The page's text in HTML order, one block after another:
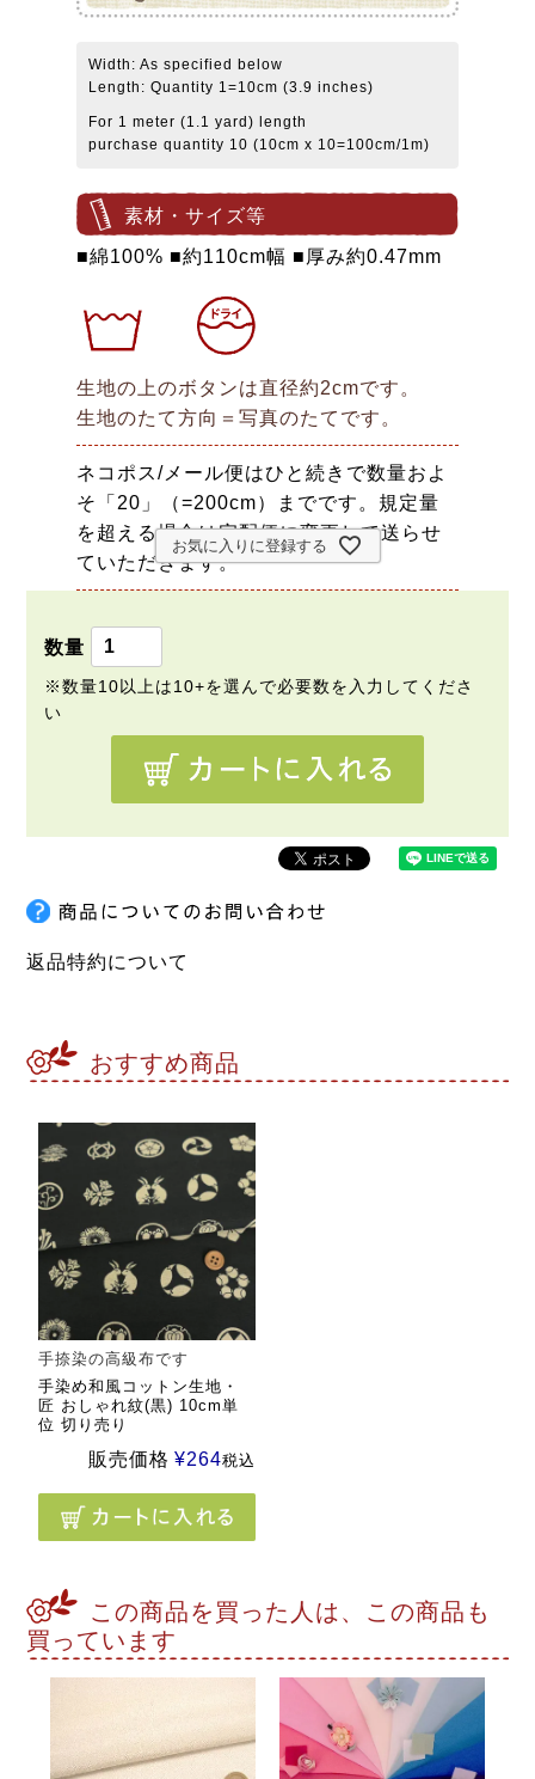
Width: As specified below
Length: Quantity 1=10cm (3.9 inches)
For 1 meter (1.1 yard) length
purchase quantity 10 (10cm x 10=100cm/1m)
素材・サイズ等
■綿100% ■約110cm幅 ■厚み約0.47mm
生地の上のボタンは直径約2cmです。
生地のたて方向＝写真のたてです。
ネコポス/メール便はひと続きで数量およ
そ「20」（=200cm）までです。規定量
を超える場合は宅配便に変更して送らせ
ていただきます。
お気に入りに登録する
返品特約について
おすすめ商品
手捺染の高級布です
手染め和風コットン生地・
匠 おしゃれ紋(黒) 10cm単
位 切り売り
販売価格 ¥264税込
この商品を買った人は、この商品も
買っています